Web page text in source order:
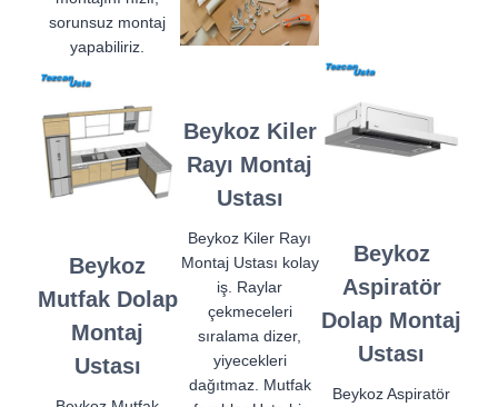
sorunsuz montaj
yapabiliriz.
Beykoz
Mutfak Dolap
Montaj
Ustası
Beykoz Kiler
Rayı Montaj
Ustası
Beykoz Kiler Rayı
Montaj Ustası kolay
iş. Raylar
çekmeceleri
sıralama dizer,
yiyecekleri
dağıtmaz. Mutfak
Beykoz
Aspiratör
Dolap Montaj
Ustası
Beykoz Aspiratör